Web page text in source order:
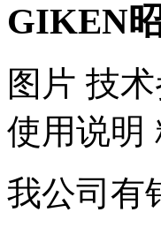
GIKEN
图片 技
使用说明
我公司有